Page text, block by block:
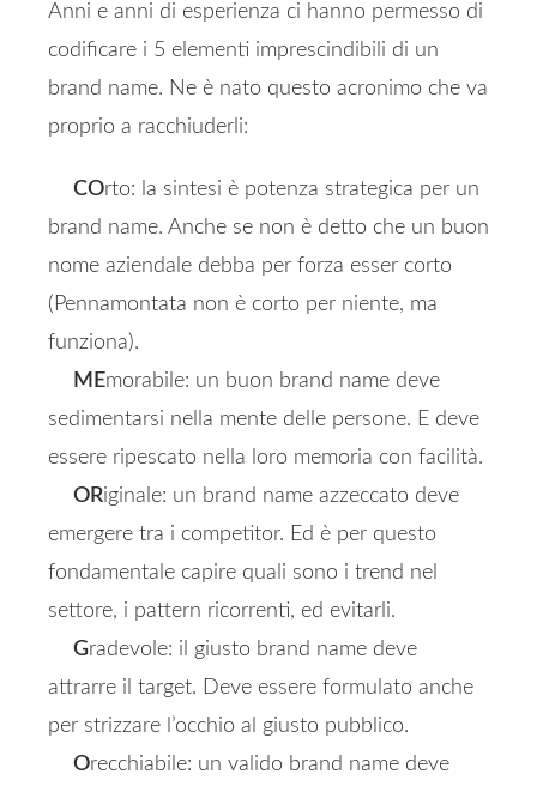
Anni e anni di esperienza ci hanno permesso di
codificare i 5 elementi imprescindibili di un
brand name. Ne è nato questo acronimo che va
proprio a racchiuderli:
COrto: la sintesi è potenza strategica per un
brand name. Anche se non è detto che un buon
nome aziendale debba per forza esser corto
(Pennamontata non è corto per niente, ma
funziona).
MEmorabile: un buon brand name deve
sedimentarsi nella mente delle persone. E deve
essere ripescato nella loro memoria con facilità.
ORiginale: un brand name azzeccato deve
emergere tra i competitor. Ed è per questo
fondamentale capire quali sono i trend nel
settore, i pattern ricorrenti, ed evitarli.
Gradevole: il giusto brand name deve
attrarre il target. Deve essere formulato anche
per strizzare l’occhio al giusto pubblico.
Orecchiabile: un valido brand name deve